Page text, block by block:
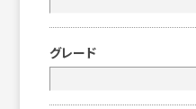
グレード